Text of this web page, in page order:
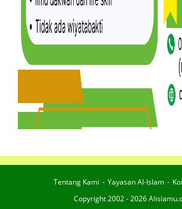
Tentang Kami Yayasan Al-Islam
Copyright 2002 - 2026